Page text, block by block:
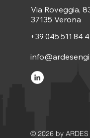
Via Roveggia,
37135 Verona
+39 045 511 84
© 2026 by